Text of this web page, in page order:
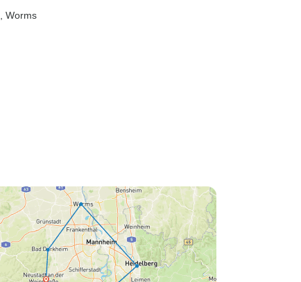
, Worms